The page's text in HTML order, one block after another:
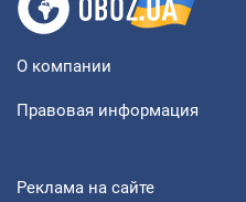
О компании
Правовая информация
Реклама на сайте